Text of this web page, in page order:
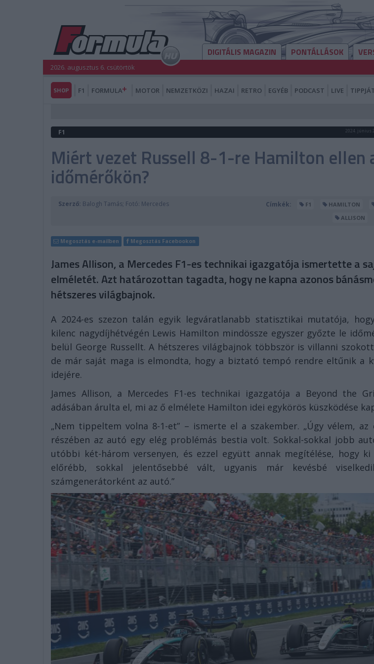
DIGITÁLIS MAGAZIN PONTÁLLÁSOK
2026. augusztus 6. csütörtök
SHOP F1 FORMULA MOTOR NEMZETKÖZI HAZAI RETRO EGYÉB PODCAST LIVE
F1 2024. június
Miért vezet Russell 8-1-re Hamilton ellen
időmérőkön?
Szerző: Balogh Tamás; Fotó: Mercedes Címkék: F1 HAMILTON
ALLISON
Megosztás e-mailben Megosztás Facebookon
James Allison, a Mercedes F1-es technikai igazgatója ismertette a
elméletét. Azt határozottan tagadta, hogy ne kapna azonos
hétszeres világbajnok.
A 2024-es szezon talán egyik legváratlanabb statisztikai mutatója,
kilenc nagydíjhétvégén Lewis Hamilton mindössze egyszer győzte le
belül George Russellt. A hétszeres világbajnok többször is villanni
de már saját maga is elmondta, hogy a biztató tempó rendre eltűnik a
idejére.
James Allison, a Mercedes F1-es technikai igazgatója a Beyond the
adásában árulta el, mi az ő elmélete Hamilton idei egykörös küszködése
„Nem tippeltem volna 8-1-et” – ismerte el a szakember. „Úgy vélem, az
részében az autó egy elég problémás bestia volt. Sokkal-sokkal jobb
utóbbi két-három versenyen, és ezzel együtt annak megítélése, hogy ki
előrébb, sokkal jelentősebbé vált, ugyanis már kevésbé
számgenerátorként az autó.”